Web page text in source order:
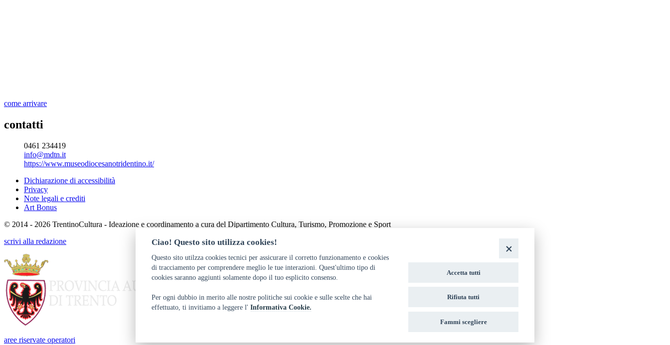
come arrivare
contatti
0461 234419
info@mdtn.it
https://www.museodiocesanotridentino.it/
Dichiarazione di accessibilità
Privacy
Note legali e crediti
Art Bonus
© 2014 - 2026 TrentinoCultura - Ideazione e coordinamento a cura del Dipartimento Cultura, Turismo, Promozione e Sport
scrivi alla redazione
aree riservate operatori
Ciao! Questo sito utilizza cookies!
Questo sito utilzza cookies tecnici per assicurare il corretto funzionamento e cookies
di tracciamento per comprendere meglio le tue interazioni. Quest'ultimo tipo di
cookies saranno aggiunti solamente dopo il tuo esplicito consenso.
Per ogni dubbio in merito alle nostre politiche sui cookie e sulle scelte che hai
effettuato, ti invitiamo a leggere l' Informativa Cookie.
Accetta tutti
Rifiuta tutti
Fammi scegliere